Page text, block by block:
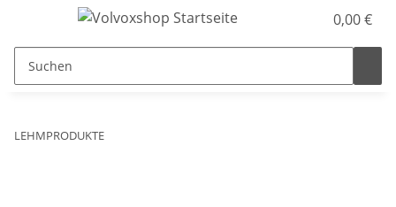
0,00 €
LEHMPRODUKTE